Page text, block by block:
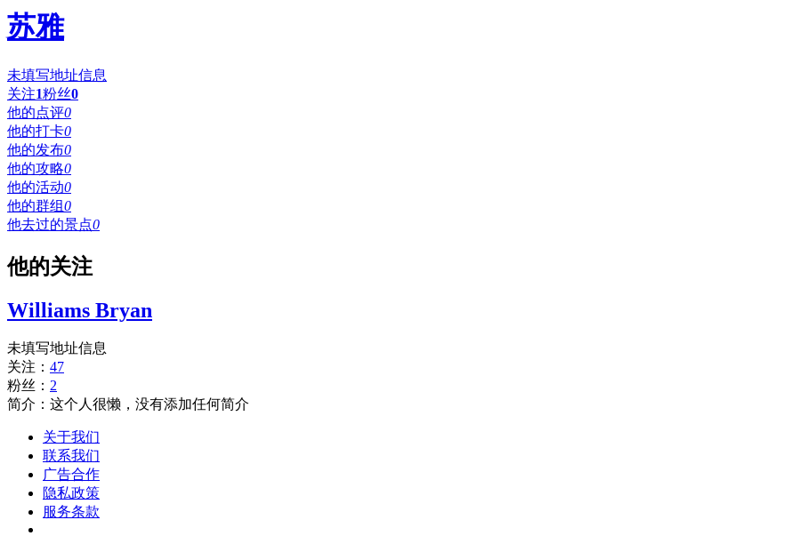
苏雅
未填写地址信息
关注1粉丝0
他的点评0
他的打卡0
他的发布0
他的攻略0
他的活动0
他的群组0
他去过的景点0
他的关注
Williams Bryan
未填写地址信息
关注： 47
粉丝： 2
简介：这个人很懒，没有添加任何简介
关于我们
联系我们
广告合作
隐私政策
服务条款